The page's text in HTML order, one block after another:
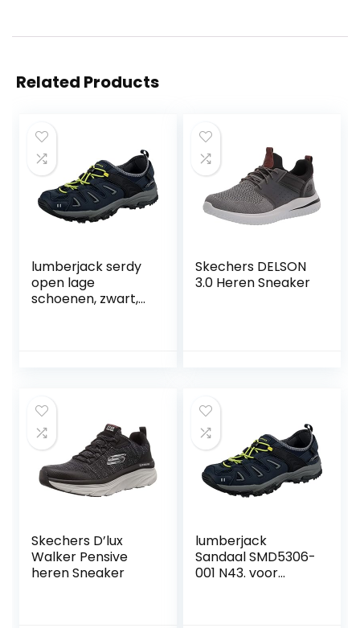
Related Products
lumberjack serdy
open lage
schoenen, zwart,
Skechers DELSON
3.0 Heren Sneaker
Skechers D’lux
Walker Pensive
heren Sneaker
lumberjack
Sandaal SMD5306-
001 N43. voor